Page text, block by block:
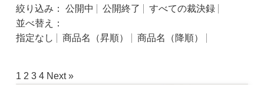
絞り込み： 公開中 公開終了
すべての裁決録
並べ替え：
指定なし
商品名（昇順） 商品名（降順）
1 2 3 4 Next »